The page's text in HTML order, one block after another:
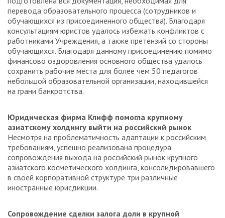
перевода образовательного процесса (сотрудников и
обучающихся из присоединенного общества). Благодаря
консультациям юристов удалось избежать конфликтов с
работниками Учреждения, а также претензий со стороны
обучающихся. Благодаря данному присоединению помимо
финансово оздоровления основного общества удалось
сохранить рабочие места для более чем 50 педагогов
небольшой образовательной организации, находившейся
на грани банкротства.
Юридическая фирма Клифф помогла крупному
азиатскому холдингу выйти на российский рынок
Несмотря на проблематичность адаптации к российским
требованиям, успешно реализована процедура
сопровождения выхода на российский рынок крупного
азиатского косметического холдинга, консолидировавшего
в своей корпоративной структуре три различные
иностранные юрисдикции.
Сопровождение сделки залога доли в крупной